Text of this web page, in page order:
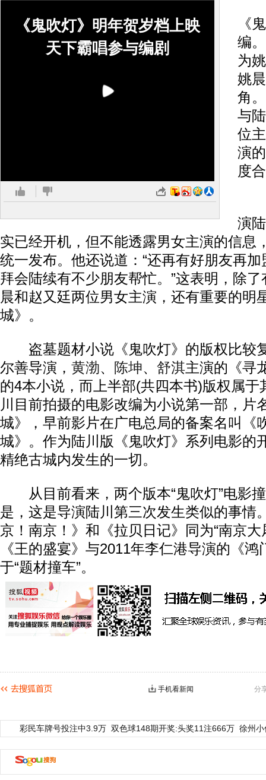
《鬼吹灯》明年贺岁档上映
天下霸唱参与编剧
《
编
为
姚
角
与
位
演
度
演
实已经开机，但不能透露男女主演的信息
统一发布。他还说道：“还再有好朋友再
拜会陆续有不少朋友帮忙。”这表明，除
晨和赵又廷两位男女主演，还有重要的明
城》。
盗墓题材小说《鬼吹灯》的版权比较
尔善导演， 黄渤、 陈坤、 舒淇主演的《寻
的4本小说，而上半部(共四本书)版权属于
川目前拍摄的电影改编为小说第一部，片
城》，早前影片在广电总局的备案名叫《
城》。作为陆川版《鬼吹灯》系列电影的
精绝古城内发生的一切。
从目前看来，两个版本“鬼吹灯”电影
是，这是导演陆川第三次发生类似的事情
京！南京！》和《拉贝日记》同为“南京大
《王的盛宴》与2011年李仁港导演的《
于“题材撞车”。
分
手机看新闻
彩民车牌号投注中3.9万 双色球148期开奖:头奖11注666万 徐州